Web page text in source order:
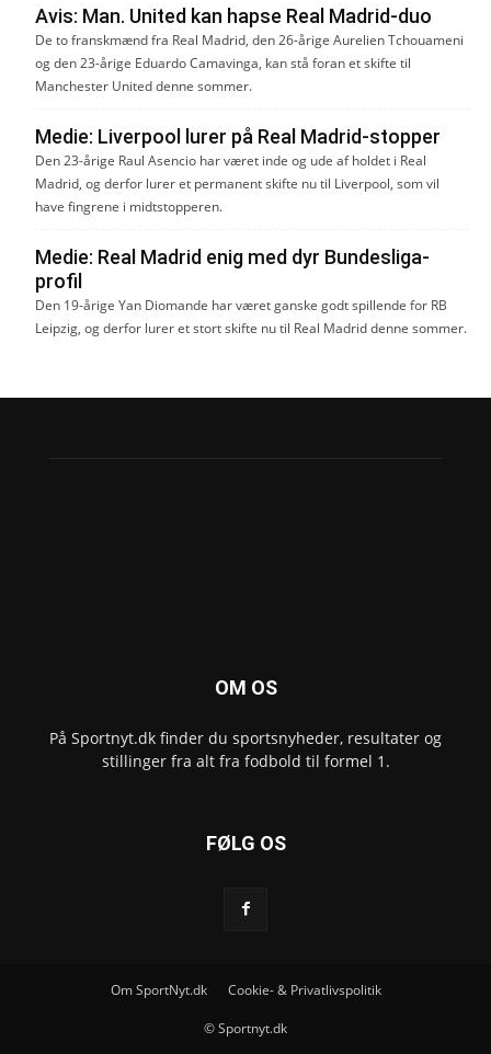
Avis: Man. United kan hapse Real Madrid-duo
De to franskmænd fra Real Madrid, den 26-årige Aurelien Tchouameni
og den 23-årige Eduardo Camavinga, kan stå foran et skifte til
Manchester United denne sommer.
Medie: Liverpool lurer på Real Madrid-stopper
Den 23-årige Raul Asencio har været inde og ude af holdet i Real
Madrid, og derfor lurer et permanent skifte nu til Liverpool, som vil
have fingrene i midtstopperen.
Medie: Real Madrid enig med dyr Bundesliga-
profil
Den 19-årige Yan Diomande har været ganske godt spillende for RB
Leipzig, og derfor lurer et stort skifte nu til Real Madrid denne sommer.
OM OS
På Sportnyt.dk finder du sportsnyheder, resultater og
stillinger fra alt fra fodbold til formel 1.
FØLG OS
Om SportNyt.dk Cookie- & Privatlivspolitik
© Sportnyt.dk